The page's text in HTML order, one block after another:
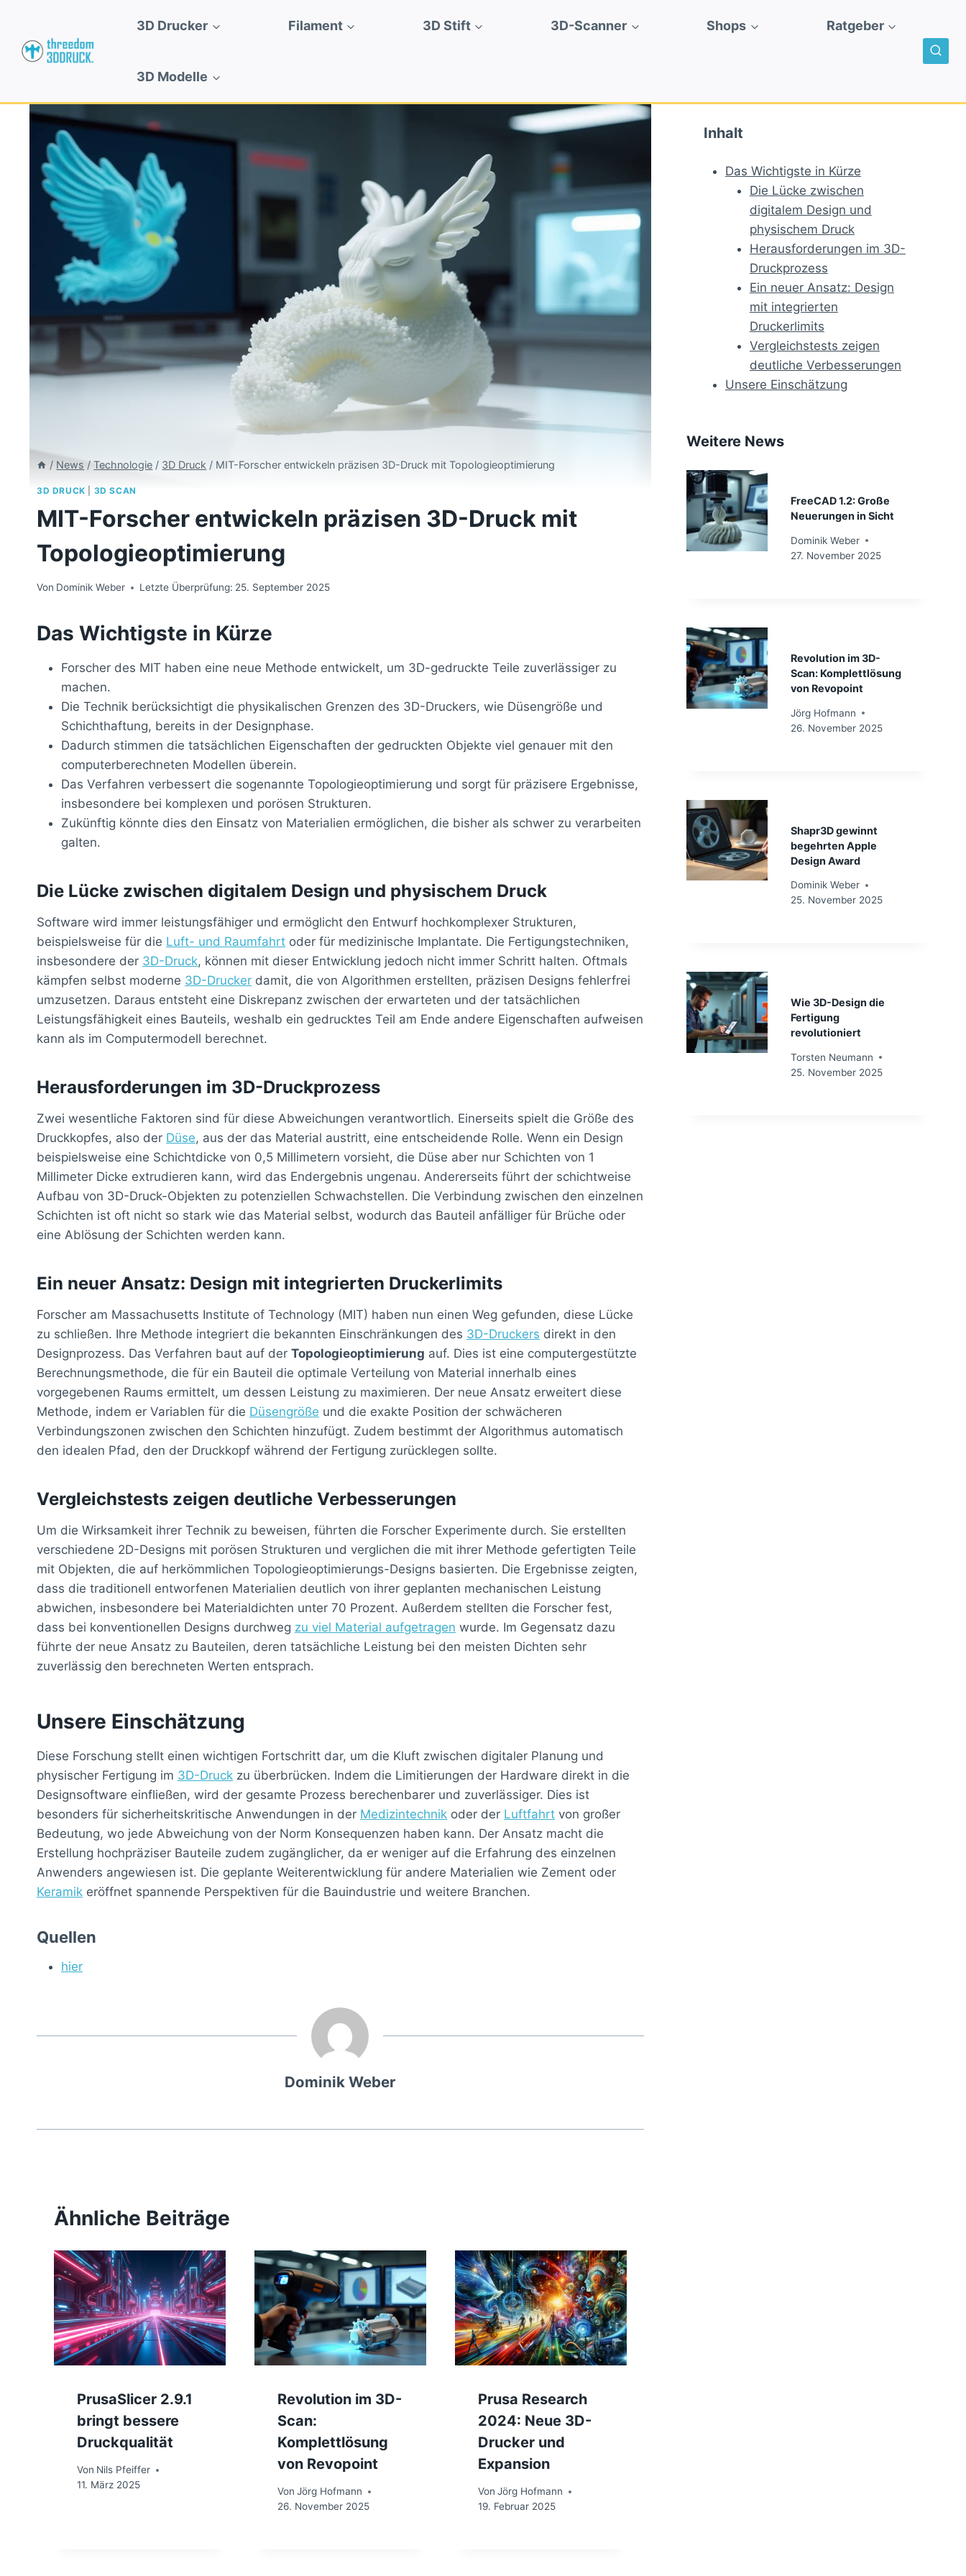
springen
3D Drucker Filament 3D Stift 3D-Scanner Shops Ratgeber
3D Modelle
/ News / Technologie / 3D Druck / MIT-Forscher entwickeln präzisen 3D-Druck mit Topologieoptimierung
3D DRUCK 3D SCAN
MIT-Forscher entwickeln präzisen 3D-Druck mit
Topologieoptimierung
Von Dominik Weber Letzte Überprüfung: 25. September 2025
Das Wichtigste in Kürze
Forscher des MIT haben eine neue Methode entwickelt, um 3D-gedruckte Teile zuverlässiger zu
machen.
Die Technik berücksichtigt die physikalischen Grenzen des 3D-Druckers, wie Düsengröße und
Schichthaftung, bereits in der Designphase.
Dadurch stimmen die tatsächlichen Eigenschaften der gedruckten Objekte viel genauer mit den
computerberechneten Modellen überein.
Das Verfahren verbessert die sogenannte Topologieoptimierung und sorgt für präzisere Ergebnisse,
insbesondere bei komplexen und porösen Strukturen.
Zukünftig könnte dies den Einsatz von Materialien ermöglichen, die bisher als schwer zu verarbeiten
galten.
Die Lücke zwischen digitalem Design und physischem Druck
Software wird immer leistungsfähiger und ermöglicht den Entwurf hochkomplexer Strukturen,
beispielsweise für die Luft- und Raumfahrt oder für medizinische Implantate. Die Fertigungstechniken,
insbesondere der 3D-Druck, können mit dieser Entwicklung jedoch nicht immer Schritt halten. Oftmals
kämpfen selbst moderne 3D-Drucker damit, die von Algorithmen erstellten, präzisen Designs fehlerfrei
umzusetzen. Daraus entsteht eine Diskrepanz zwischen der erwarteten und der tatsächlichen
Leistungsfähigkeit eines Bauteils, weshalb ein gedrucktes Teil am Ende andere Eigenschaften aufweisen
kann als im Computermodell berechnet.
Herausforderungen im 3D-Druckprozess
Zwei wesentliche Faktoren sind für diese Abweichungen verantwortlich. Einerseits spielt die Größe des
Druckkopfes, also der Düse, aus der das Material austritt, eine entscheidende Rolle. Wenn ein Design
beispielsweise eine Schichtdicke von 0,5 Millimetern vorsieht, die Düse aber nur Schichten von 1
Millimeter Dicke extrudieren kann, wird das Endergebnis ungenau. Andererseits führt der schichtweise
Aufbau von 3D-Druck-Objekten zu potenziellen Schwachstellen. Die Verbindung zwischen den einzelnen
Schichten ist oft nicht so stark wie das Material selbst, wodurch das Bauteil anfälliger für Brüche oder
eine Ablösung der Schichten werden kann.
Ein neuer Ansatz: Design mit integrierten Druckerlimits
Forscher am Massachusetts Institute of Technology (MIT) haben nun einen Weg gefunden, diese Lücke
zu schließen. Ihre Methode integriert die bekannten Einschränkungen des 3D-Druckers direkt in den
Designprozess. Das Verfahren baut auf der Topologieoptimierung auf. Dies ist eine computergestützte
Berechnungsmethode, die für ein Bauteil die optimale Verteilung von Material innerhalb eines
vorgegebenen Raums ermittelt, um dessen Leistung zu maximieren. Der neue Ansatz erweitert diese
Methode, indem er Variablen für die Düsengröße und die exakte Position der schwächeren
Verbindungszonen zwischen den Schichten hinzufügt. Zudem bestimmt der Algorithmus automatisch
den idealen Pfad, den der Druckkopf während der Fertigung zurücklegen sollte.
Vergleichstests zeigen deutliche Verbesserungen
Um die Wirksamkeit ihrer Technik zu beweisen, führten die Forscher Experimente durch. Sie erstellten
verschiedene 2D-Designs mit porösen Strukturen und verglichen die mit ihrer Methode gefertigten Teile
mit Objekten, die auf herkömmlichen Topologieoptimierungs-Designs basierten. Die Ergebnisse zeigten,
dass die traditionell entworfenen Materialien deutlich von ihrer geplanten mechanischen Leistung
abwichen, insbesondere bei Materialdichten unter 70 Prozent. Außerdem stellten die Forscher fest,
dass bei konventionellen Designs durchweg zu viel Material aufgetragen wurde. Im Gegensatz dazu
führte der neue Ansatz zu Bauteilen, deren tatsächliche Leistung bei den meisten Dichten sehr
zuverlässig den berechneten Werten entsprach.
Unsere Einschätzung
Diese Forschung stellt einen wichtigen Fortschritt dar, um die Kluft zwischen digitaler Planung und
physischer Fertigung im 3D-Druck zu überbrücken. Indem die Limitierungen der Hardware direkt in die
Designsoftware einfließen, wird der gesamte Prozess berechenbarer und zuverlässiger. Dies ist
besonders für sicherheitskritische Anwendungen in der Medizintechnik oder der Luftfahrt von großer
Bedeutung, wo jede Abweichung von der Norm Konsequenzen haben kann. Der Ansatz macht die
Erstellung hochpräziser Bauteile zudem zugänglicher, da er weniger auf die Erfahrung des einzelnen
Anwenders angewiesen ist. Die geplante Weiterentwicklung für andere Materialien wie Zement oder
Keramik eröffnet spannende Perspektiven für die Bauindustrie und weitere Branchen.
Quellen
hier
Dominik Weber
Ähnliche Beiträge
PrusaSlicer 2.9.1
bringt bessere
Druckqualität
Von Nils Pfeiffer
11. März 2025
Revolution im 3D-
Scan:
Komplettlösung
von Revopoint
Von Jörg Hofmann
26. November 2025
Prusa Research
2024: Neue 3D-
Drucker und
Expansion
Von Jörg Hofmann
19. Februar 2025
Inhalt
Das Wichtigste in Kürze
Die Lücke zwischen
digitalem Design und
physischem Druck
Herausforderungen im 3D-
Druckprozess
Ein neuer Ansatz: Design
mit integrierten
Druckerlimits
Vergleichstests zeigen
deutliche Verbesserungen
Unsere Einschätzung
Weitere News
FreeCAD 1.2: Große
Neuerungen in Sicht
Dominik Weber
27. November 2025
Revolution im 3D-
Scan: Komplettlösung
von Revopoint
Jörg Hofmann
26. November 2025
Shapr3D gewinnt
begehrten Apple
Design Award
Dominik Weber
25. November 2025
Wie 3D-Design die
Fertigung
revolutioniert
Torsten Neumann
25. November 2025